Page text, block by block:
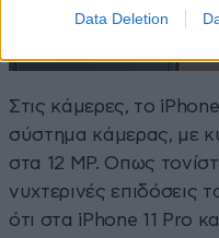
Data Deletion
Στις κάμερες, το
σύστημα κάμερας, με
στα 12 MP. Οπως
νυχτερινές επιδόσεις
ότι στα iPhone 11 Pro